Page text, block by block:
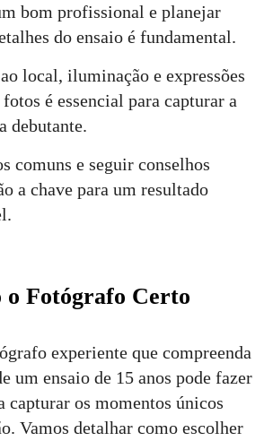
bom profissional e planejar
do ensaio é fundamental.
local, iluminação e expressões
é essencial para capturar a
debutante.
comuns e seguir conselhos
a chave para um resultado
o Fotógrafo Certo
experiente que compreenda
um ensaio de 15 anos pode fazer
capturar os momentos únicos
Vamos detalhar como escolher